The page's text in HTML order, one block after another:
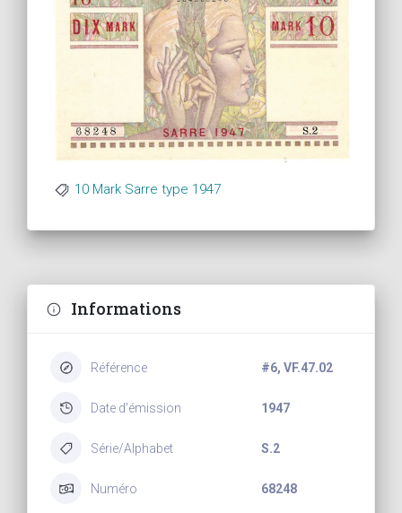
10 Mark Sarre type 1947
Informations
Référence #6, VF.47.02
Date d'émission 1947
Série/Alphabet S.2
Numéro 68248